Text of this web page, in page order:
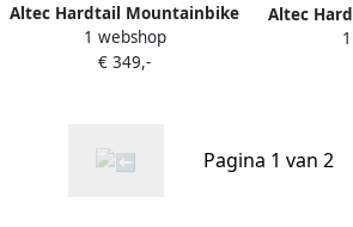
Altec Hardtail Mountainbike
Camaro MTB 27.5 Inch 45
cm Unisex 21V Mechanische
1 webshop
€ 349,-
Altec
Camaro
cm
Pagina 1 van 2